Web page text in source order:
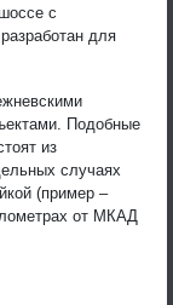
с
для
Подобные
из
случаях
(пример –
от МКАД